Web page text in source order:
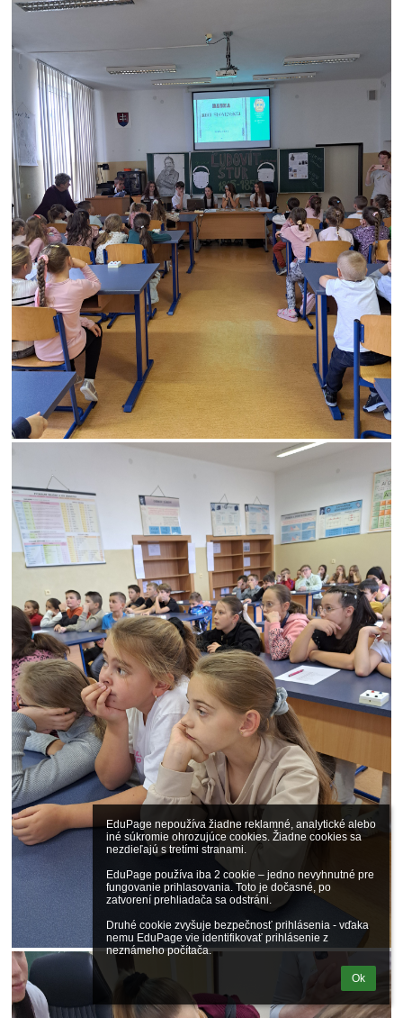
EduPage nepoužíva žiadne reklamné, analytické alebo
iné súkromie ohrozujúce cookies. Žiadne cookies sa
nezdieľajú s tretími stranami.
EduPage používa iba 2 cookie – jedno nevyhnutné pre
fungovanie prihlasovania. Toto je dočasné, po
zatvorení prehliadača sa odstráni.
Druhé cookie zvyšuje bezpečnosť prihlásenia - vďaka
nemu EduPage vie identifikovať prihlásenie z
neznámeho počítača.
Ok